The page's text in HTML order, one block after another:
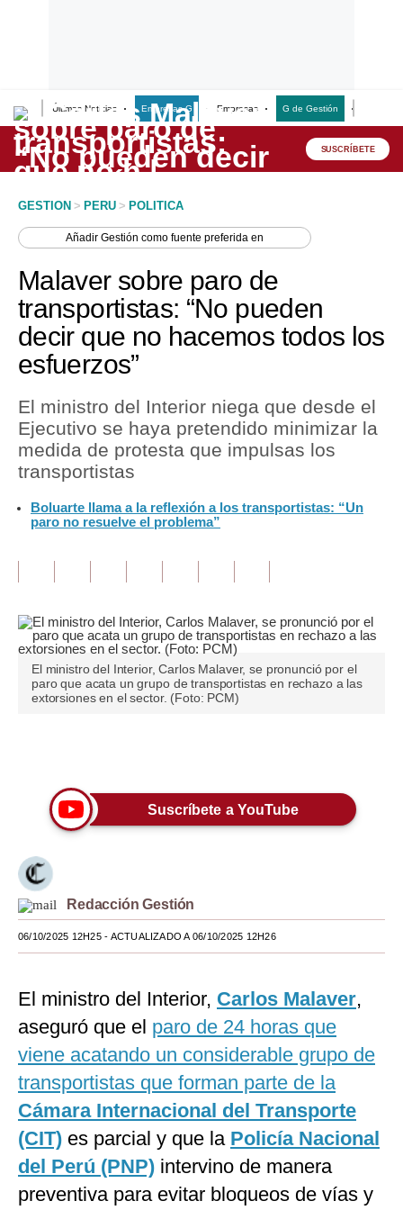
Últimas Noticias Empresas G Empresas G de Gestión
Lo último
Peru Quiosco
Economía
Mercados
Perú
Política
Tu Dinero
Finanzas Personales
Inmobiliarias
Opinión
Editorial
Pregunta de hoy
Blogs
Viajes
Moda
Estilos
Mundo
EEUU
Internacional
Tecnología
Club del Suscriptor
Mix
G de Gestión
SUSCRÍBETE
GESTION > PERU > POLITICA
AñadirGestión como fuente preferida en
Malaver sobre paro de
transportistas: “No pueden
decir que no hacemos todos los
esfuerzos”
El ministro del Interior niega que desde el
Ejecutivo se haya pretendido minimizar la
medida de protesta que impulsas los
transportistas
Boluarte llama a la reflexión a los transportistas: “Un
paro no resuelve el problema”
El ministro del Interior, Carlos Malaver, se pronunció por el
paro que acata un grupo de transportistas en rechazo a las
extorsiones en el sector. (Foto: PCM)
Suscríbete a YouTube
Redacción Gestión
06/10/2025 12H25- ACTUALIZADO A 06/10/2025 12H26
El ministro del Interior, Carlos Malaver,
aseguró que el paro de 24 horas que
viene acatando un considerable grupo de
transportistas que forman parte de la
Cámara Internacional del Transporte
(CIT) es parcial y que la Policía Nacional
del Perú (PNP) intervino de manera
preventiva para evitar bloqueos de vías y